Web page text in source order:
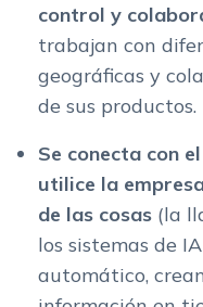
control y
trabajan con
geográficas y
de sus productos.
Se conecta con el
utilice la
de las cosas (la
los sistemas de
automático,